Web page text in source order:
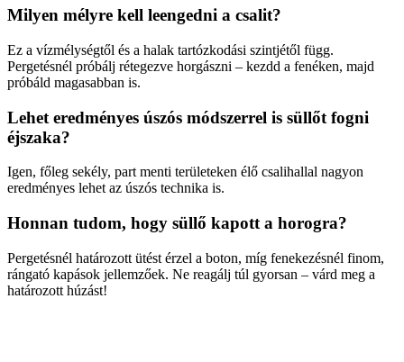
Milyen mélyre kell leengedni a csalit?
Ez a vízmélységtől és a halak tartózkodási szintjétől függ.
Pergetésnél próbálj rétegezve horgászni – kezdd a fenéken, majd
próbáld magasabban is.
Lehet eredményes úszós módszerrel is süllőt fogni
éjszaka?
Igen, főleg sekély, part menti területeken élő csalihallal nagyon
eredményes lehet az úszós technika is.
Honnan tudom, hogy süllő kapott a horogra?
Pergetésnél határozott ütést érzel a boton, míg fenekezésnél finom,
rángató kapások jellemzőek. Ne reagálj túl gyorsan – várd meg a
határozott húzást!